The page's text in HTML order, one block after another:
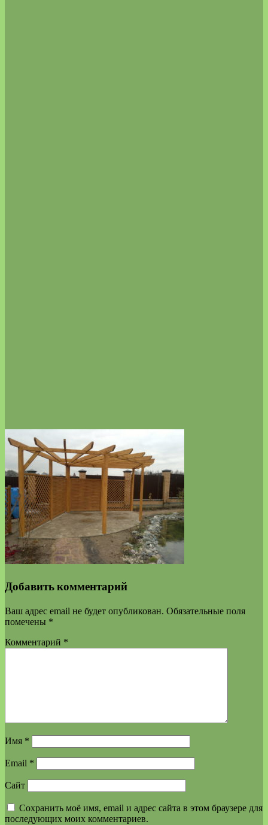
Добавить комментарий
Ваш адрес email не будет опубликован. Обязательные поля
помечены *
Комментарий *
Имя *
Email *
Сайт
Сохранить моё имя, email и адрес сайта в этом браузере для
последующих моих комментариев.